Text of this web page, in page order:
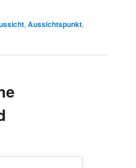
, Aussichtspunkt,